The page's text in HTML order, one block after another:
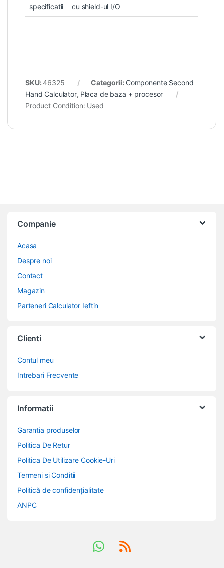
specificatii
cu shield-ul I/O
SKU:46325 Categorii: Componente Second
Hand Calculator, Placa de baza + procesor
Product Condition: Used
Companie
Acasa
Despre noi
Contact
Magazin
Parteneri Calculator Ieftin
Clienti
Contul meu
Intrebari Frecvente
Informatii
Garantia produselor
Politica De Retur
Politica De Utilizare Cookie-Uri
Termeni si Conditii
Politică de confidențialitate
ANPC